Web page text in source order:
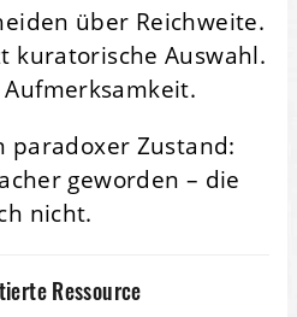
über Reichweite.
kuratorische Auswahl.
paradoxer Zustand:
geworden – die
nicht.
Ressource